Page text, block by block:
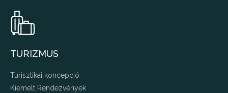
TURIZMUS
Turisztikai koncepció
Kiemelt Rendezvények